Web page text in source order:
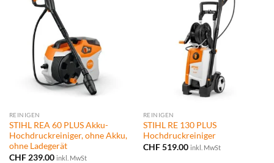
REINIGEN
STIHL REA 60 PLUS Akku-
Hochdruckreiniger, ohne Akku,
ohne Ladegerät
CHF239.00 inkl. MwSt
REINIGEN
STIHL RE 130 PLUS
Hochdruckreiniger
CHF519.00 inkl. MwSt